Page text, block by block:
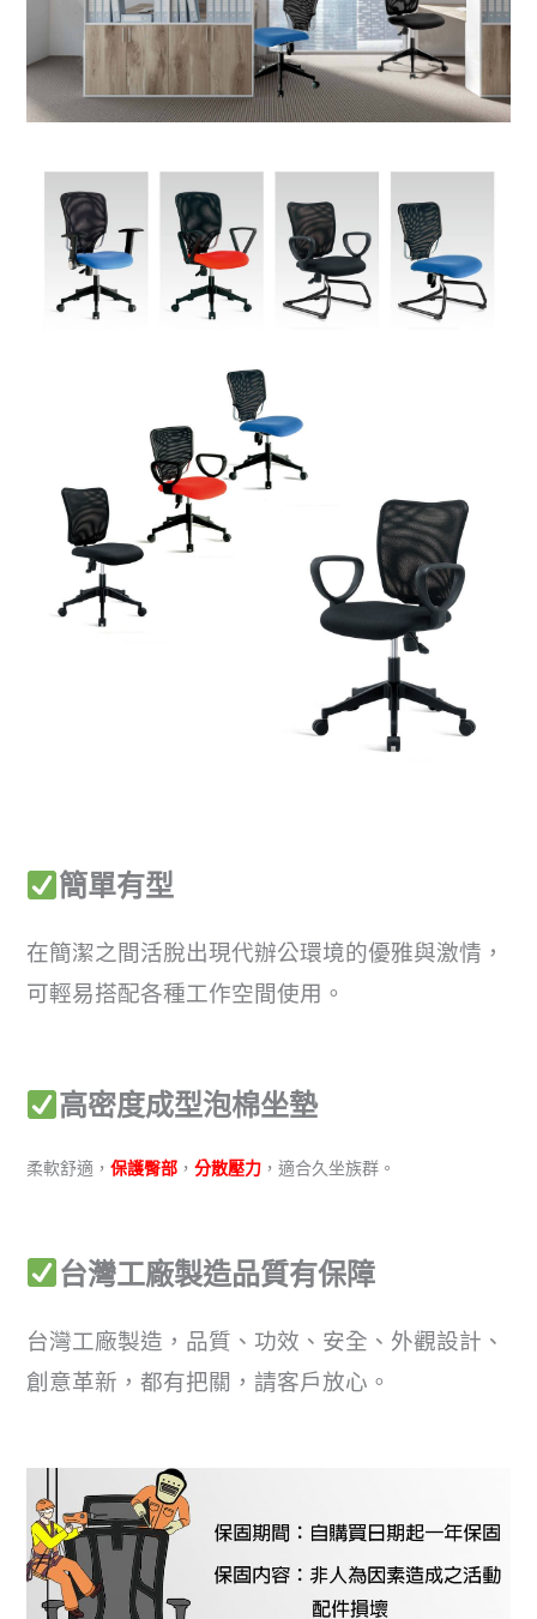
簡單有型
在簡潔之間活脫出現代辦公環境的優雅與激情，
可輕易搭配各種工作空間使用。
高密度成型泡棉坐墊
柔軟舒適， 保護臀部， 分散壓力，適合久坐族群。
台灣工廠製造品質有保障
台灣工廠製造，品質、功效、安全、外觀設計、
創意革新，都有把關，請客戶放心。